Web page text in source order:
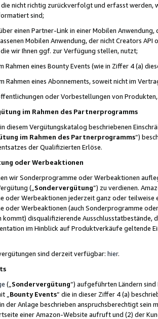
nicht richtig zurückverfolgt und erfasst werden,
sind;
einen Partner-Link in einer Mobilen
Mobilen Anwendung, der nicht Creators
wir Ihnen ggf. zur Verfügung stellen, nutzt;
Rahmen eines Bounty Events (wie in Ziffer 4 (a)
Rahmen eines Abonnements, soweit nicht im
oder Vorbestellungen von
im Rahmen des Partnerprogramms
diesem Vergütungskatalog beschriebenen
im Rahmen des Partnerprogramms“)
der Qualifizierten Erlöse.
oder Werbeaktionen
wir Sonderprogramme oder Werbeaktionen
(„ Sondervergütung”) zu verdienen.
oder Werbeaktionen jederzeit ganz oder
oder Werbeaktionen (auch Sonderprogramme
disqualifizierende Ausschlusstatbestände,
im Hinblick auf Produktverkäufe geltende
sind derzeit verfügbar: hier.
(„ Sondervergütung“) aufgeführten Ländern
„ Bounty Events“ die in dieser Ziffer 4 (a)
der Anlage beschrieben anspruchsberechtigt sein
einer Amazon-Website aufruft und (2) der